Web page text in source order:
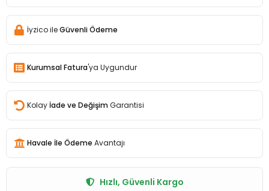
İyzico ileGüvenli Ödeme
Kurumsal Fatura'ya Uygundur
Kolay İade ve Değişim Garantisi
Havale İle Ödeme Avantajı
Hızlı, Güvenli Kargo